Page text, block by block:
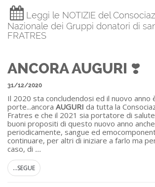
Leggi le NOTIZIE del
Nazionale dei Gruppi donatori di
FRATRES
ANCORA AUGURI ❣️
31/12/2020
Il 2020 sta concludendosi ed il nuovo anno
porte...ancora AUGURI da tutta la
Fratres e che il 2021 sia portatore di
buoni propositi di questo nuovo anno
periodicamente, sangue ed
continuare, per altri di iniziare a farlo ma
caso, di ...
...SEGUE